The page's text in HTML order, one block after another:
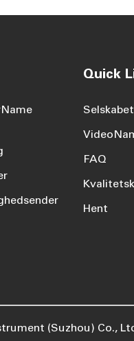
Quick
Selskabet
FAQ
Hent
(Suzhou) Co.,